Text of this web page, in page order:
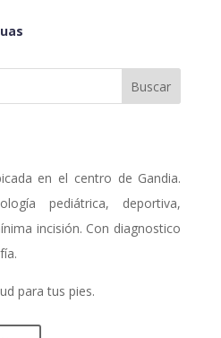
en el centro de Gandia.
pediátrica, deportiva,
incisión. Con diagnostico
para tus pies.